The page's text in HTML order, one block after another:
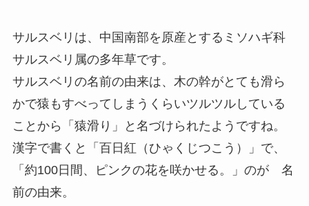
サルスベリは、中国南部を原産とするミソハギ科
サルスベリ属の多年草です。
サルスベリの名前の由来は、木の幹がとても滑ら
かで猿もすべってしまうくらいツルツルしている
ことから「猿滑り」と名づけられたようですね。
漢字で書くと「百日紅（ひゃくじつこう）」で、
「約100日間、ピンクの花を咲かせる。」のが 名
前の由来。